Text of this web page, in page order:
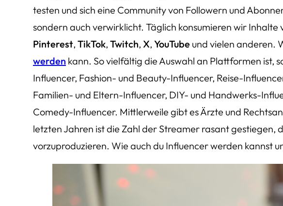
testen und sich eine Community von Followern und
sondern auch verwirklicht. Täglich konsumieren wir
Pinterest, TikTok, Twitch, X, YouTube und vielen anderen.
werden kann. So vielfältig die Auswahl an Plattformen ist,
Influencer, Fashion- und Beauty-Influencer, Reise-
Familien- und Eltern-Influencer, DIY- und Handwerks-
Comedy-Influencer. Mittlerweile gibt es Ärzte und
letzten Jahren ist die Zahl der Streamer rasant
vorzuproduzieren. Wie auch du Influencer werden kannst